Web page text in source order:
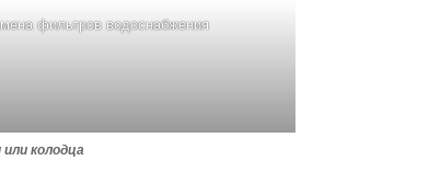
фильтров водоснабжения
колодца